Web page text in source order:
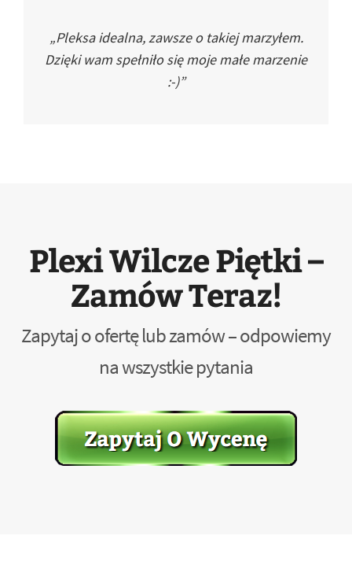
„Pleksa idealna, zawsze o takiej marzyłem.
Dzięki wam spełniło się moje małe marzenie
:-)”
Plexi Wilcze Piętki –
Zamów Teraz!
Zapytaj o ofertę lub zamów – odpowiemy
na wszystkie pytania